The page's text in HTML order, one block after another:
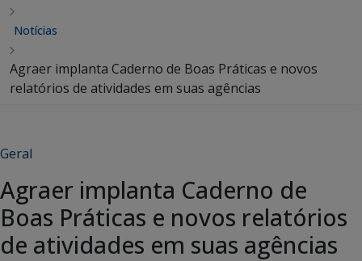
Notícias
Agraer implanta Caderno de Boas Práticas e novos
relatórios de atividades em suas agências
Geral
Agraer implanta Caderno de
Boas Práticas e novos relatórios
de atividades em suas agências